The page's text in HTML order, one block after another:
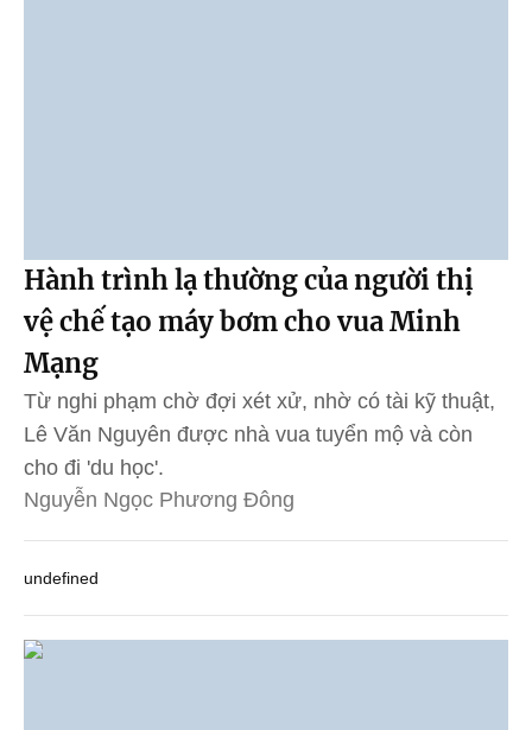
Hành trình lạ thường của người thị
vệ chế tạo máy bơm cho vua Minh
Mạng
Từ nghi phạm chờ đợi xét xử, nhờ có tài kỹ thuật,
Lê Văn Nguyên được nhà vua tuyển mộ và còn
cho đi 'du học'.
Nguyễn Ngọc Phương Đông
undefined